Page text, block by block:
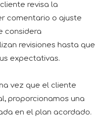
revisa la
comentario o ajuste
considera
revisiones hasta que
expectativas.
vez que el cliente
proporcionamos una
en el plan acordado.